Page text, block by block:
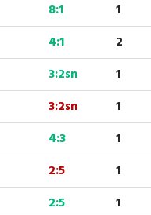
8:1
1
4:1
2
3:2sn
1
3:2sn
1
4:3
1
2:5
1
2:5
1